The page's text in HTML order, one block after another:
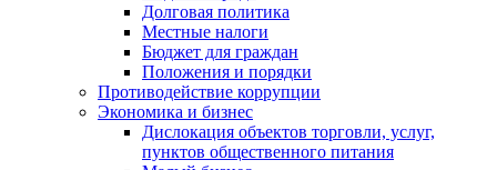
Долговая политика
Местные налоги
Бюджет для граждан
Положения и порядки
Противодействие коррупции
Экономика и бизнес
Дислокация объектов торговли, услуг,
пунктов общественного питания